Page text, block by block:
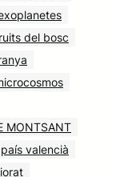
del bosc
MONTSANT
país valencià